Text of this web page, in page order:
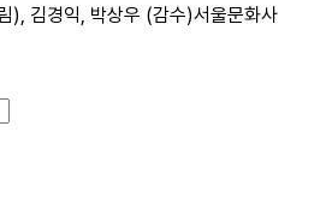
), 김경익, 박상우 (감수)서울문화사